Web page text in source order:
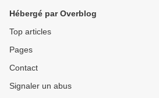
Hébergé par Overblog
Top articles
Pages
Contact
Signaler un abus